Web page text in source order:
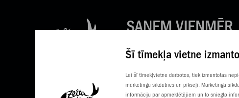
Šī tīmekļa vietne
Lai šī tīmekļvietne darbotos, tiek izmantotas
mārketinga sīkdatnes un pikseļi. Mārketinga
informāciju par apmeklētājiem un to sniegto
SAŅEM VIENMĒR
LABAS ZIŅAS